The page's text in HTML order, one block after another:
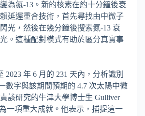
為氮-13。新的核素在約十分鐘後衰
延遲重合技術，首先尋找由中微子
光，然後在幾分鐘後搜索氮-13 衰
。這種配對模式有助於區分真實事
2023 年 6 月的 231 天內，分析識別
數字與該期間預期的 4.7 次太陽中微
該研究的牛津大學博士生 Gulliver
一項重大成就。他表示，捕捉這一